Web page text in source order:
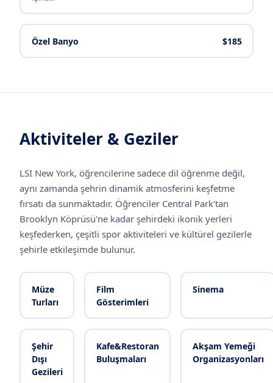
Özel Banyo $185
Aktiviteler & Geziler
LSI New York, öğrencilerine sadece dil öğrenme değil,
aynı zamanda şehrin dinamik atmosferini keşfetme
fırsatı da sunmaktadır. Öğrenciler Central Park'tan
Brooklyn Köprüsü'ne kadar şehirdeki ikonik yerleri
keşfederken, çeşitli spor aktiviteleri ve kültürel gezilerle
şehirle etkileşimde bulunur.
Müze
Turları
Film
Gösterimleri
Sinema
Şehir
Dışı
Gezileri
Kafe&Restoran
Buluşmaları
Akşam Yemeği
Organizasyonları